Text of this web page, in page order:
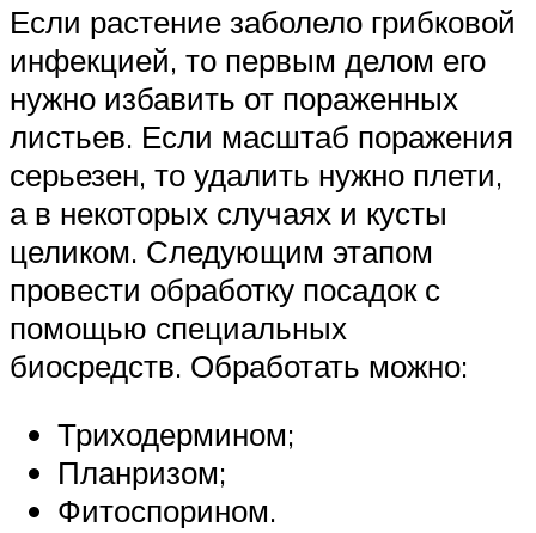
Если растение заболело грибковой
инфекцией, то первым делом его
нужно избавить от пораженных
листьев. Если масштаб поражения
серьезен, то удалить нужно плети,
а в некоторых случаях и кусты
целиком. Следующим этапом
провести обработку посадок с
помощью специальных
биосредств. Обработать можно:
Триходермином;
Планризом;
Фитоспорином.